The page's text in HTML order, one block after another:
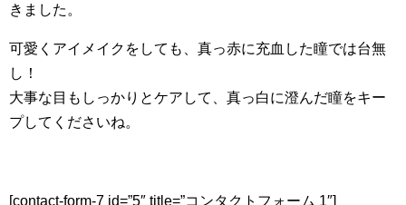
きました。
可愛くアイメイクをしても、真っ赤に充血した瞳では台無
し！
大事な目もしっかりとケアして、真っ白に澄んだ瞳をキー
プしてくださいね。
[contact-form-7 id=”5″ title=”コンタクトフォーム 1″]